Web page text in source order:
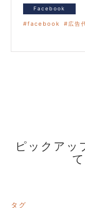
Facebook
facebook 広告
ピックアッ
タグ